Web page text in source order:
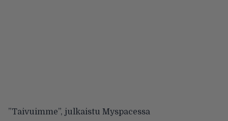
”Taivuimme”, julkaistu Myspacessa